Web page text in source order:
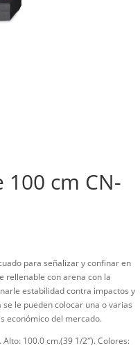
cm CN-
para señalizar y confinar en
rellenable con arena con la
estabilidad contra impactos y
le pueden colocar una o varias
económico del mercado.
100.0 cm.(39 1/2″). Colores: